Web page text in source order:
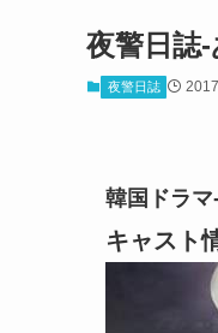
夜警日誌
夜警日誌
韓国ドラ
キャスト